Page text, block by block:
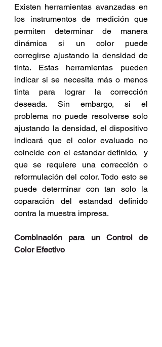
Existen herramientas avanzadas en
los instrumentos de medición que
permiten determinar de manera
dinámica si un color puede
corregirse ajustando la densidad de
tinta. Estas herramientas pueden
indicar si se necesita más o menos
tinta para lograr la corrección
deseada. Sin embargo, si el
problema no puede resolverse solo
ajustando la densidad, el dispositivo
indicará que el color evaluado no
coincide con el estandar definido,  y
que se requiere una corrección o
reformulación del color. Todo esto se
puede determinar con tan solo la
coparación del estandad definido
contra la muestra impresa.
Combinación para un Control de
Color Efectivo